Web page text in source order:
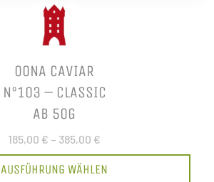
OONA CAVIAR
N°103 – CLASSIC
AB 50G
185,00 € – 385,00 €
AUSFÜHRUNG WÄHLEN